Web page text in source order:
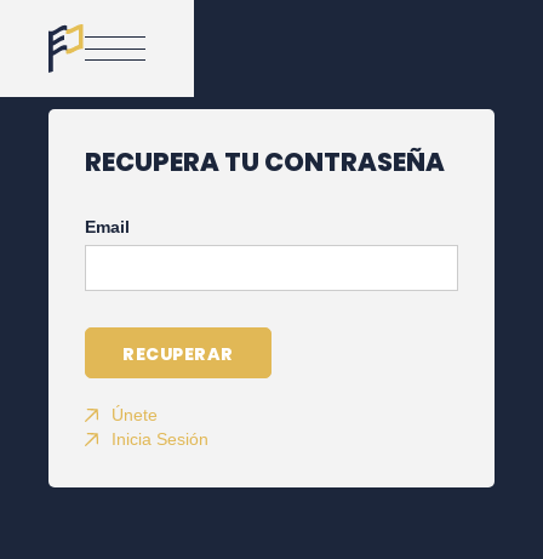
RECUPERA TU CONTRASEÑA
Email
RECUPERAR
Únete
Inicia Sesión